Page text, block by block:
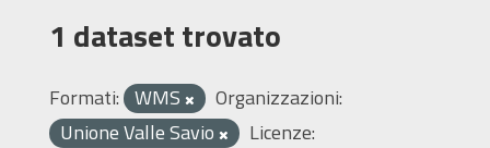
1 dataset trovato
Formati: WMS
Organizzazioni:
Unione Valle Savio
Licenze: